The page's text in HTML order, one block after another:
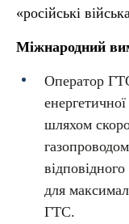
«російські
Міжнародний
Оператор
шляхом
для
ГТС.